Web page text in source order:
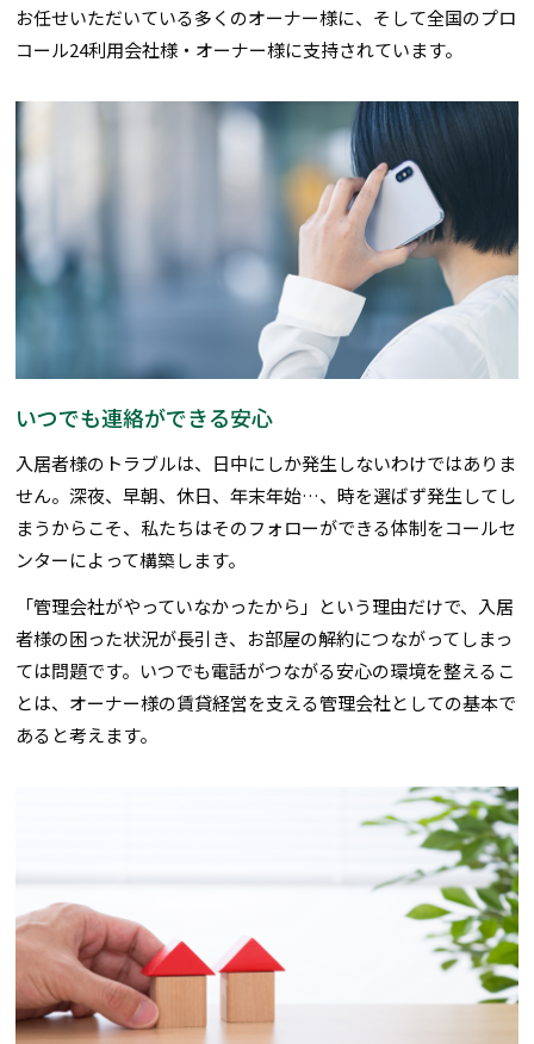
お任せいただいている多くのオーナー様に、そして全国のプロ
コール24利用会社様・オーナー様に支持されています。
いつでも連絡ができる安心
入居者様のトラブルは、日中にしか発生しないわけではありま
せん。深夜、早朝、休日、年末年始…、時を選ばず発生してし
まうからこそ、私たちはそのフォローができる体制をコールセ
ンターによって構築します。
「管理会社がやっていなかったから」という理由だけで、入居
者様の困った状況が長引き、お部屋の解約につながってしまっ
ては問題です。いつでも電話がつながる安心の環境を整えるこ
とは、オーナー様の賃貸経営を支える管理会社としての基本で
あると考えます。